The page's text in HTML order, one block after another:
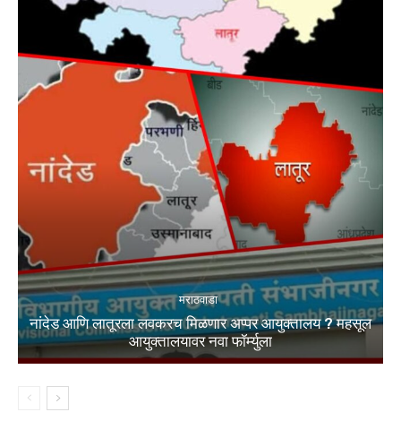
मराठवाडा
नांदेड आणि लातूरला लवकरच मिळणार अप्पर आयुक्तालय ? महसूल
आयुक्तालयावर नवा फॉर्म्युला